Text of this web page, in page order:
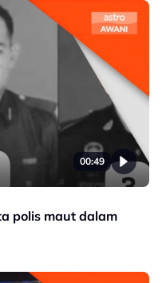
00:49
polis maut dalam